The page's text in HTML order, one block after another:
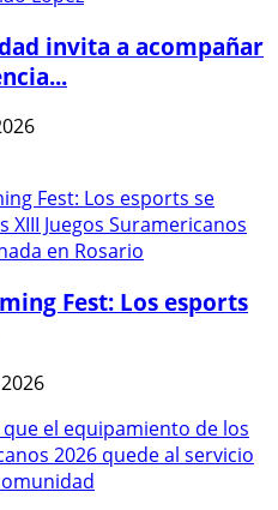
invita a acompañar
Fest: Los esports